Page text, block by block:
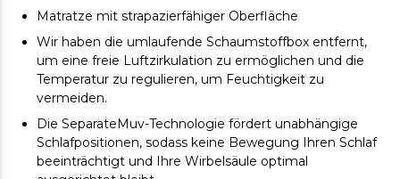
Matratze mit strapazierfähiger Oberfläche
Wir haben die umlaufende Schaumstoffbox entfernt,
um eine freie Luftzirkulation zu ermöglichen und die
Temperatur zu regulieren, um Feuchtigkeit zu
vermeiden.
Die SeparateMuv-Technologie fördert unabhängige
Schlafpositionen, sodass keine Bewegung Ihren Schlaf
beeinträchtigt und Ihre Wirbelsäule optimal